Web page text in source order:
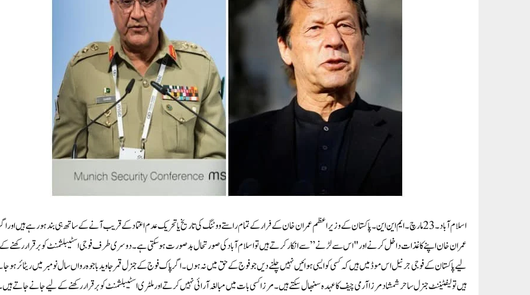
اسلام آباد۔ 23مارچ۔ ایم این این۔ پاکستان کے وزیر اعظم عمران خان کے فرار کے تمام راستے ووٹنگ کی تاریخ یا تحریک عدم اعتماد کے قریب آنے کے ساتھ ہی بند ہو رہے ہیں اور
عمران خان اپنے کاغذات داخل کرنے اور "اس سے لڑنے” سے انکار کرتے ہیں تو اسلام آباد کی صورتحال بدصورت ہو سکتی ہے۔ دوسری طرف فوجی اسٹیبلشمنٹ کو برقرار رکھنے
لیے پاکستان کے فوجی جرنیل اس موڈ میں ہیں کہ کسی کو ایسی ہوائیں نہیں چلنے دیں جو فوج کے حق میں نہ ہوں۔ اگر پاک فوج کے جنرل قمر جاوید باجوہ رواں سال نومبر میں ریٹائر ہو
ہیں تو لیفٹیننٹ جنرل ساحر شمشاد مرزا آرمی چیف کا عہدہ سنبھال سکتے ہیں۔ مرزا کسی بات میں مبالغہ آرائی نہیں کرتے اور ملٹری اسٹیبلشمنٹ کو برقرار رکھنے کے لیے جانے جاتے